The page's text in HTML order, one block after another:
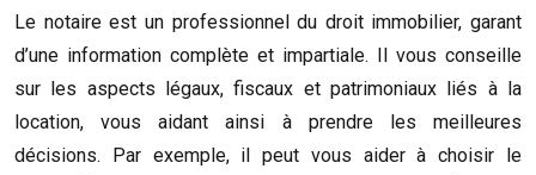
Le notaire est un professionnel du droit immobilier, garant
d’une information complète et impartiale. Il vous conseille
sur les aspects légaux, fiscaux et patrimoniaux liés à la
location, vous aidant ainsi à prendre les meilleures
décisions. Par exemple, il peut vous aider à choisir le